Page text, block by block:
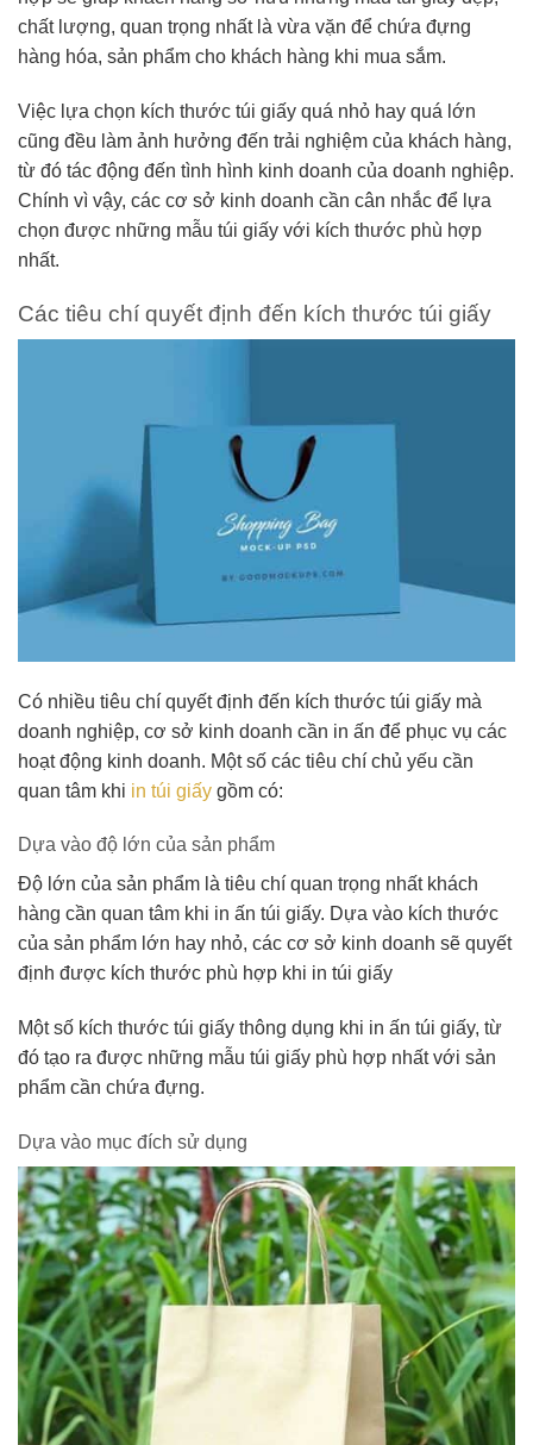
chất lượng, quan trọng nhất là vừa vặn để chứa đựng
hàng hóa, sản phẩm cho khách hàng khi mua sắm.
Việc lựa chọn kích thước túi giấy quá nhỏ hay quá lớn
cũng đều làm ảnh hưởng đến trải nghiệm của khách hàng,
từ đó tác động đến tình hình kinh doanh của doanh nghiệp.
Chính vì vậy, các cơ sở kinh doanh cần cân nhắc để lựa
chọn được những mẫu túi giấy với kích thước phù hợp
nhất.
Các tiêu chí quyết định đến kích thước túi giấy
Có nhiều tiêu chí quyết định đến kích thước túi giấy mà
doanh nghiệp, cơ sở kinh doanh cần in ấn để phục vụ các
hoạt động kinh doanh. Một số các tiêu chí chủ yếu cần
quan tâm khi in túi giấy gồm có:
Dựa vào độ lớn của sản phẩm
Độ lớn của sản phẩm là tiêu chí quan trọng nhất khách
hàng cần quan tâm khi in ấn túi giấy. Dựa vào kích thước
của sản phẩm lớn hay nhỏ, các cơ sở kinh doanh sẽ quyết
định được kích thước phù hợp khi in túi giấy
Một số kích thước túi giấy thông dụng khi in ấn túi giấy, từ
đó tạo ra được những mẫu túi giấy phù hợp nhất với sản
phẩm cần chứa đựng.
Dựa vào mục đích sử dụng